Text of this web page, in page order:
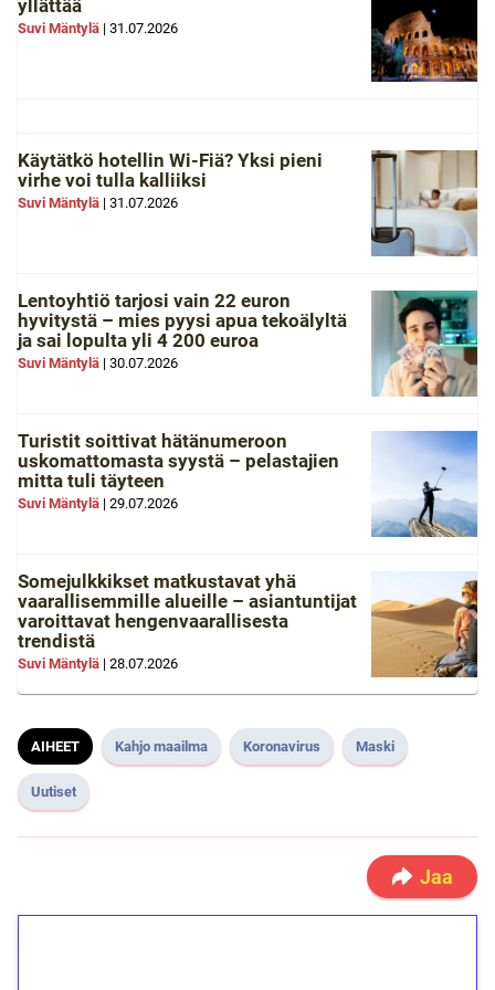
yllättää
Suvi Mäntylä | 31.07.2026
Käytätkö hotellin Wi-Fiä? Yksi pieni
virhe voi tulla kalliiksi
Suvi Mäntylä | 31.07.2026
Lentoyhtiö tarjosi vain 22 euron
hyvitystä – mies pyysi apua tekoälyltä
ja sai lopulta yli 4 200 euroa
Suvi Mäntylä | 30.07.2026
Turistit soittivat hätänumeroon
uskomattomasta syystä – pelastajien
mitta tuli täyteen
Suvi Mäntylä | 29.07.2026
Somejulkkikset matkustavat yhä
vaarallisemmille alueille – asiantuntijat
varoittavat hengenvaarallisesta
trendistä
Suvi Mäntylä | 28.07.2026
AIHEET Kahjo maailma Koronavirus Maski
Uutiset
Jaa